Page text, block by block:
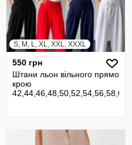
S, M, L, XL, XXL, XXXL
550 грн
Штани льон вільного прямого
крою
42,44,46,48,50,52,54,56,58,60